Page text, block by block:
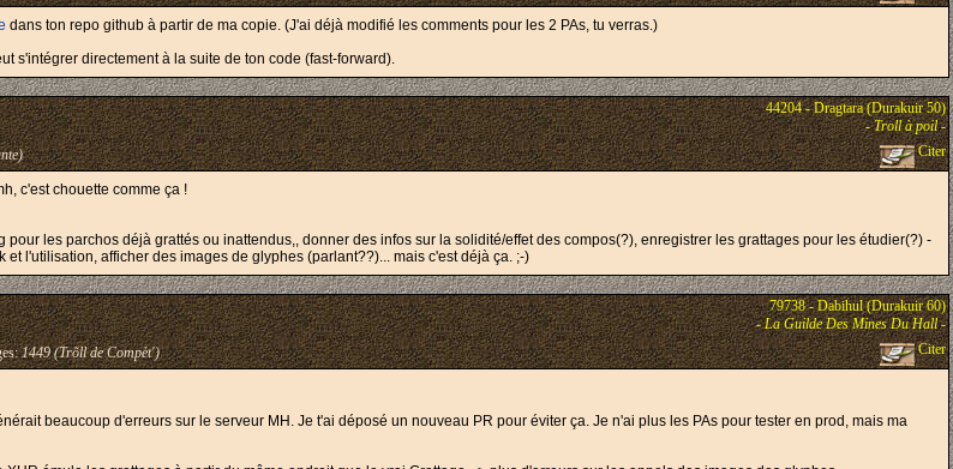
dans ton repo github à partir de ma copie. (J'ai déjà modifié les comments pour les 2 PAs, tu verras.)
s'intégrer directement à la suite de ton code (fast-forward).
44204 - Dragtara (Durakuir 50)
-Troll à poil-
Citer
c'est chouette comme ça !
pour les parchos déjà grattés ou inattendus,, donner des infos sur la solidité/effet des compos(?), enregistrer les grattages pour les étudier(?) -
l'utilisation, afficher des images de glyphes (parlant??)... mais c'est déjà ça. ;-)
79738 - Dabihul (Durakuir 60)
-La Guilde Des Mines Du Hall-
1449 (Trõll de Compèt') Citer
beaucoup d'erreurs sur le serveur MH. Je t'ai déposé un nouveau PR pour éviter ça. Je n'ai plus les PAs pour tester en prod, mais ma